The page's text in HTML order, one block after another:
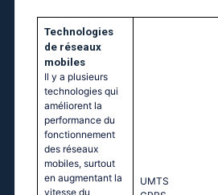
Technologies
de réseaux
mobiles
Il y a plusieurs
technologies qui
améliorent la
performance du
fonctionnement
des réseaux
mobiles, surtout
en augmentant la
vitesse du
UМТS